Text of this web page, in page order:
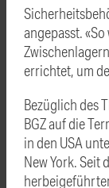
angepasst.
errichtet, um
Bezüglich des
BGZ auf die
in den USA
New York. Seit